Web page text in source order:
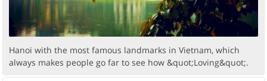
Hanoi with the most famous landmarks in Vietnam, which
always makes people go far to see how &quot;Loving&quot;.